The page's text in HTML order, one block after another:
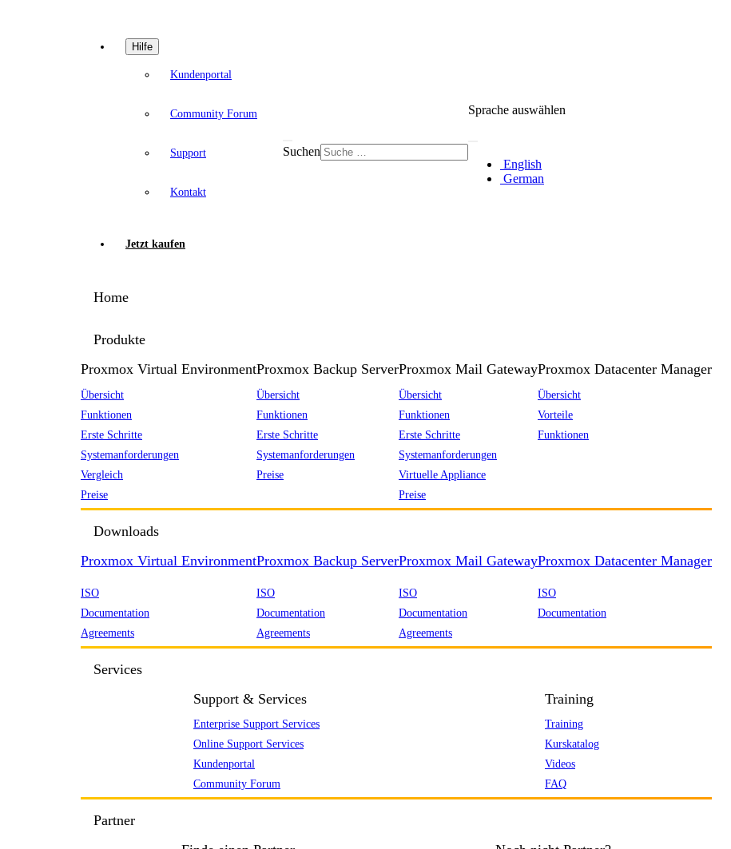
Hilfe
Kundenportal
Community Forum
Support
Kontakt
Jetzt kaufen
Suchen
Sprache auswählen
English
German
Home
Produkte
Proxmox Virtual Environment
Übersicht
Funktionen
Erste Schritte
Systemanforderungen
Vergleich
Preise
Proxmox Backup Server
Übersicht
Funktionen
Erste Schritte
Systemanforderungen
Preise
Proxmox Mail Gateway
Übersicht
Funktionen
Erste Schritte
Systemanforderungen
Virtuelle Appliance
Preise
Proxmox Datacenter Manager
Übersicht
Vorteile
Funktionen
Downloads
Proxmox Virtual Environment
ISO
Documentation
Agreements
Proxmox Backup Server
ISO
Documentation
Agreements
Proxmox Mail Gateway
ISO
Documentation
Agreements
Proxmox Datacenter Manager
ISO
Documentation
Services
Support & Services
Enterprise Support Services
Online Support Services
Kundenportal
Community Forum
Training
Training
Kurskatalog
Videos
FAQ
Partner